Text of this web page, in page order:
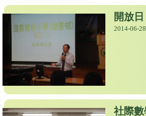
開放日
2014-06-28
社際